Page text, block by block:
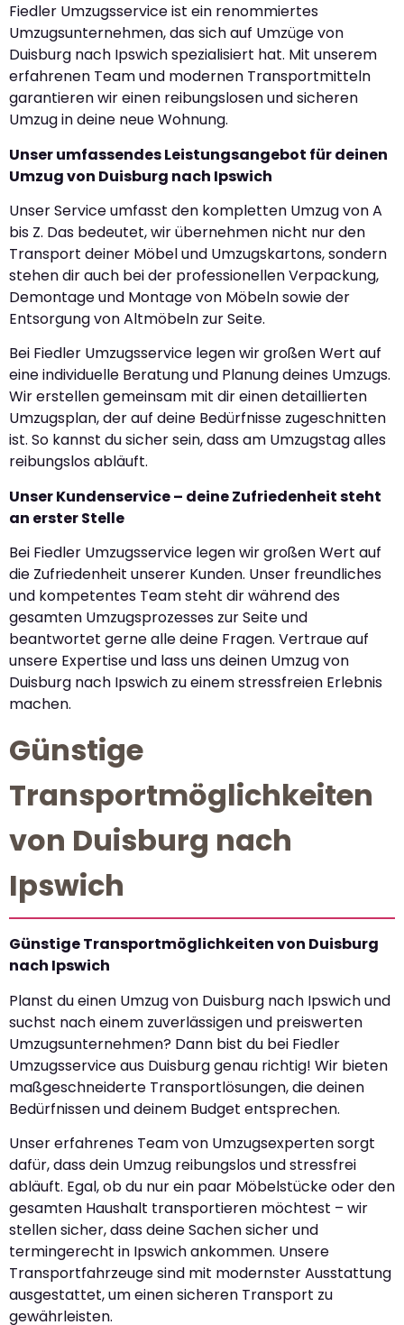
Fiedler Umzugsservice ist ein renommiertes
Umzugsunternehmen, das sich auf Umzüge von
Duisburg nach Ipswich spezialisiert hat. Mit unserem
erfahrenen Team und modernen Transportmitteln
garantieren wir einen reibungslosen und sicheren
Umzug in deine neue Wohnung.
Unser umfassendes Leistungsangebot für deinen
Umzug von Duisburg nach Ipswich
Unser Service umfasst den kompletten Umzug von A
bis Z. Das bedeutet, wir übernehmen nicht nur den
Transport deiner Möbel und Umzugskartons, sondern
stehen dir auch bei der professionellen Verpackung,
Demontage und Montage von Möbeln sowie der
Entsorgung von Altmöbeln zur Seite.
Bei Fiedler Umzugsservice legen wir großen Wert auf
eine individuelle Beratung und Planung deines Umzugs.
Wir erstellen gemeinsam mit dir einen detaillierten
Umzugsplan, der auf deine Bedürfnisse zugeschnitten
ist. So kannst du sicher sein, dass am Umzugstag alles
reibungslos abläuft.
Unser Kundenservice – deine Zufriedenheit steht
an erster Stelle
Bei Fiedler Umzugsservice legen wir großen Wert auf
die Zufriedenheit unserer Kunden. Unser freundliches
und kompetentes Team steht dir während des
gesamten Umzugsprozesses zur Seite und
beantwortet gerne alle deine Fragen. Vertraue auf
unsere Expertise und lass uns deinen Umzug von
Duisburg nach Ipswich zu einem stressfreien Erlebnis
machen.
Günstige
Transportmöglichkeiten
von Duisburg nach
Ipswich
Günstige Transportmöglichkeiten von Duisburg
nach Ipswich
Planst du einen Umzug von Duisburg nach Ipswich und
suchst nach einem zuverlässigen und preiswerten
Umzugsunternehmen? Dann bist du bei Fiedler
Umzugsservice aus Duisburg genau richtig! Wir bieten
maßgeschneiderte Transportlösungen, die deinen
Bedürfnissen und deinem Budget entsprechen.
Unser erfahrenes Team von Umzugsexperten sorgt
dafür, dass dein Umzug reibungslos und stressfrei
abläuft. Egal, ob du nur ein paar Möbelstücke oder den
gesamten Haushalt transportieren möchtest – wir
stellen sicher, dass deine Sachen sicher und
termingerecht in Ipswich ankommen. Unsere
Transportfahrzeuge sind mit modernster Ausstattung
ausgestattet, um einen sicheren Transport zu
gewährleisten.